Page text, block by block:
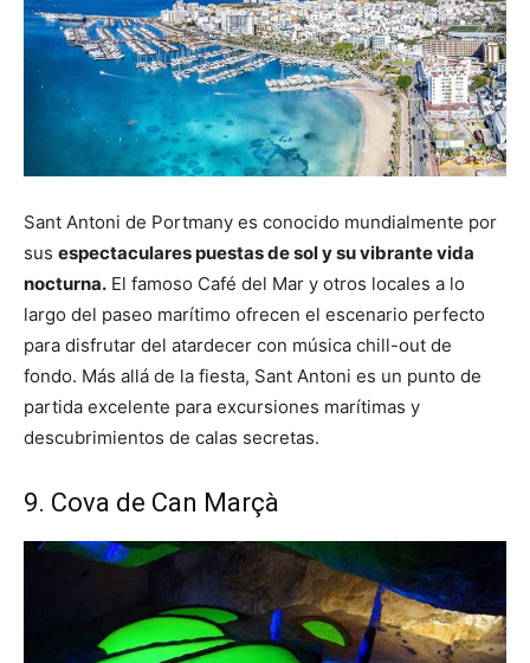
Sant Antoni de Portmany es conocido mundialmente por
sus espectaculares puestas de sol y su vibrante vida
nocturna. El famoso Café del Mar y otros locales a lo
largo del paseo marítimo ofrecen el escenario perfecto
para disfrutar del atardecer con música chill-out de
fondo. Más allá de la fiesta, Sant Antoni es un punto de
partida excelente para excursiones marítimas y
descubrimientos de calas secretas.
9. Cova de Can Marçà